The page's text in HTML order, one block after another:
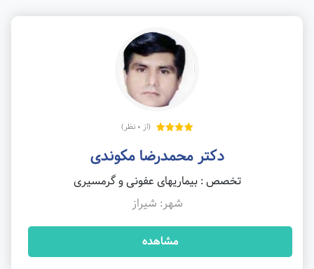
(از 0 نظر)
دکتر محمدرضا مکوندی
تخصص : بیماریهای عفونی و گرمسیری
شهر: شیراز
مشاهده